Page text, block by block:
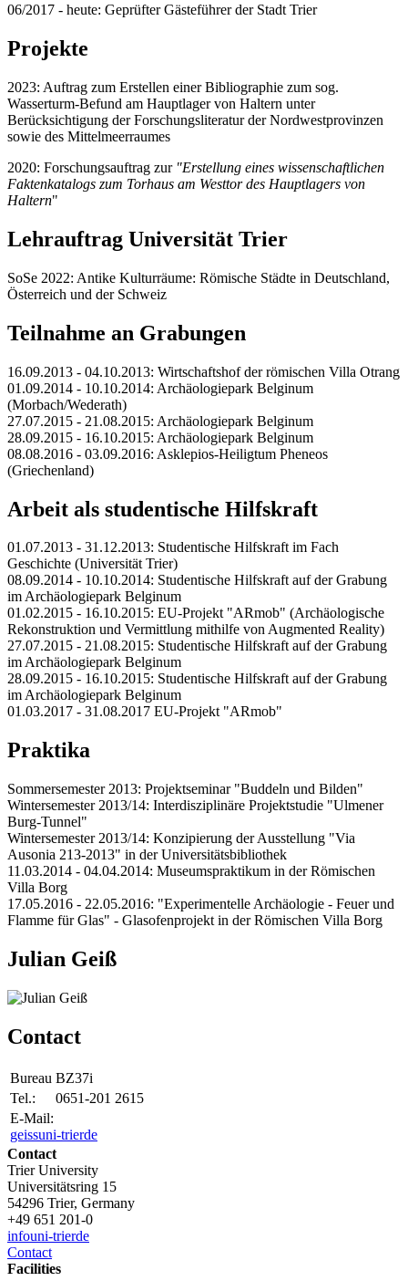
06/2017 - heute: Geprüfter Gästeführer der Stadt Trier
Projekte
2023: Auftrag zum Erstellen einer Bibliographie zum sog.
Wasserturm-Befund am Hauptlager von Haltern unter
Berücksichtigung der Forschungsliteratur der Nordwestprovinzen
sowie des Mittelmeerraumes
2020: Forschungsauftrag zur "Erstellung eines wissenschaftlichen
Faktenkatalogs zum Torhaus am Westtor des Hauptlagers von
Haltern"
Lehrauftrag Universität Trier
SoSe 2022: Antike Kulturräume: Römische Städte in Deutschland,
Österreich und der Schweiz
Teilnahme an Grabungen
16.09.2013 - 04.10.2013: Wirtschaftshof der römischen Villa Otrang
01.09.2014 - 10.10.2014: Archäologiepark Belginum
(Morbach/Wederath)
27.07.2015 - 21.08.2015: Archäologiepark Belginum
28.09.2015 - 16.10.2015: Archäologiepark Belginum
08.08.2016 - 03.09.2016: Asklepios-Heiligtum Pheneos
(Griechenland)
Arbeit als studentische Hilfskraft
01.07.2013 - 31.12.2013: Studentische Hilfskraft im Fach
Geschichte (Universität Trier)
08.09.2014 - 10.10.2014: Studentische Hilfskraft auf der Grabung
im Archäologiepark Belginum
01.02.2015 - 16.10.2015: EU-Projekt "ARmob" (Archäologische
Rekonstruktion und Vermittlung mithilfe von Augmented Reality)
27.07.2015 - 21.08.2015: Studentische Hilfskraft auf der Grabung
im Archäologiepark Belginum
28.09.2015 - 16.10.2015: Studentische Hilfskraft auf der Grabung
im Archäologiepark Belginum
01.03.2017 - 31.08.2017 EU-Projekt "ARmob"
Praktika
Sommersemester 2013: Projektseminar "Buddeln und Bilden"
Wintersemester 2013/14: Interdisziplinäre Projektstudie "Ulmener
Burg-Tunnel"
Wintersemester 2013/14: Konzipierung der Ausstellung "Via
Ausonia 213-2013" in der Universitätsbibliothek
11.03.2014 - 04.04.2014: Museumspraktikum in der Römischen
Villa Borg
17.05.2016 - 22.05.2016: "Experimentelle Archäologie - Feuer und
Flamme für Glas" - Glasofenprojekt in der Römischen Villa Borg
Julian Geiß
Contact
Bureau BZ37i
Tel.:
0651-201 2615
E-Mail:
geissuni-trierde
Contact
Trier University
Universitätsring 15
54296 Trier, Germany
+49 651 201-0
infouni-trierde
Contact
Facilities